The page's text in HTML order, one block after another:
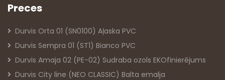
Preces
Durvis Orta 01 (SN0100) Aļaska PVC
Durvis Sempra 01 (ST1) Bianco PVC
Durvis Amaja 02 (PE-02) Sudraba ozols EKOfinierējums
Durvis City line (NEO CLASSIC) Balta emalja